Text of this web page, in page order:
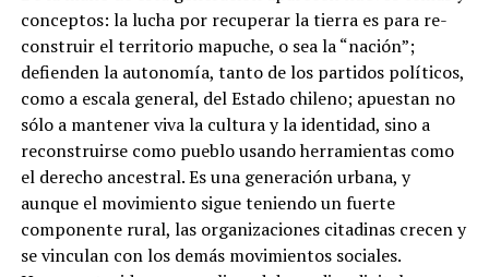
conceptos: la lucha por recuperar la tierra es para re-
construir el territorio mapuche, o sea la “nación”;
defienden la autonomía, tanto de los partidos políticos,
como a escala general, del Estado chileno; apuestan no
sólo a mantener viva la cultura y la identidad, sino a
reconstruirse como pueblo usando herramientas como
el derecho ancestral. Es una generación urbana, y
aunque el movimiento sigue teniendo un fuerte
componente rural, las organizaciones citadinas crecen y
se vinculan con los demás movimientos sociales.